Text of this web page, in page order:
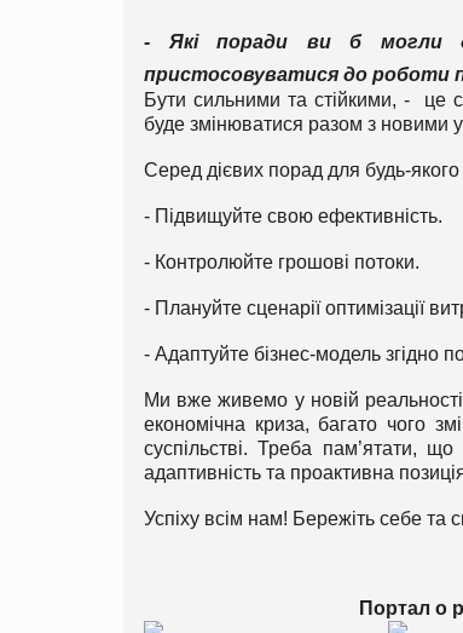
- Які поради ви б могли
пристосовуватися до роботи
Бути сильними та стійкими, - це
буде змінюватися разом з
Серед дієвих порад для будь-якого
- Підвищуйте свою ефективність.
- Контролюйте грошові потоки.
- Плануйте сценарії оптимізації
- Адаптуйте бізнес-модель згідно
Ми вже живемо у новій
економічна криза, багато чого
суспільстві. Треба пам’ятати,
адаптивність та проактивна
Успіху всім нам! Бережіть себе та
Портал о